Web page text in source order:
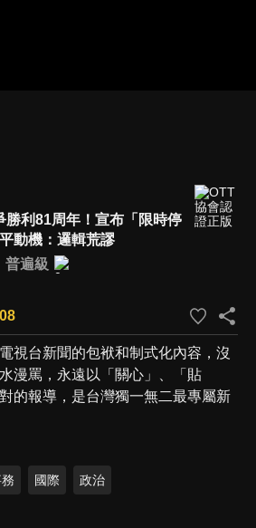
勝利81周年！宣布「限時停
動機：邏輯荒謬
普遍級
視台新聞的包袱和制式化內容，沒
漫罵，永遠以「關心」、「貼
的報導，是台灣獨一無二最專屬新
國際 政治